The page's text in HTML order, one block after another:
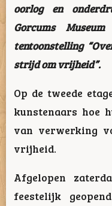
oorlog en
Gorcums
tentoonstelling
strijd om vrijheid”.
Op de tweede
kunstenaars hoe
van verwerking
vrijheid.
Afgelopen
feestelijk